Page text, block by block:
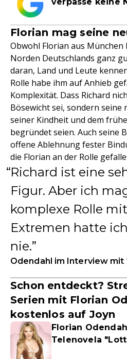
Florian mag seine
Obwohl Florian aus München
Norden Deutschlands ganz
daran, Land und Leute
Rolle habe ihm auf Anhieb
Komplexität. Dass Richard
Bösewicht sei, sondern seine
seiner Kindheit und dem
begründet seien. Auch seine
offene Ablehnung fester
die Florian an der Rolle
Richard ist eine
Figur. Aber ich
komplexe Rolle
Extremen hatte
nie.
Odendahl im Interview mit
Schon entdeckt?
Serien mit Florian
kostenlos auf Joyn
Florian
Telenovela